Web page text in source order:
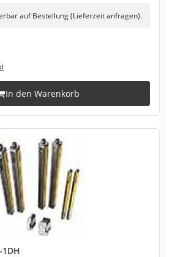
auf Bestellung (Lieferzeit anfragen).
In den Warenkorb
1DH